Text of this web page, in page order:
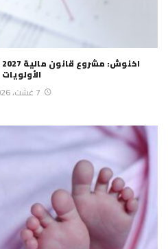
الأولويات
7 غشت، 2026